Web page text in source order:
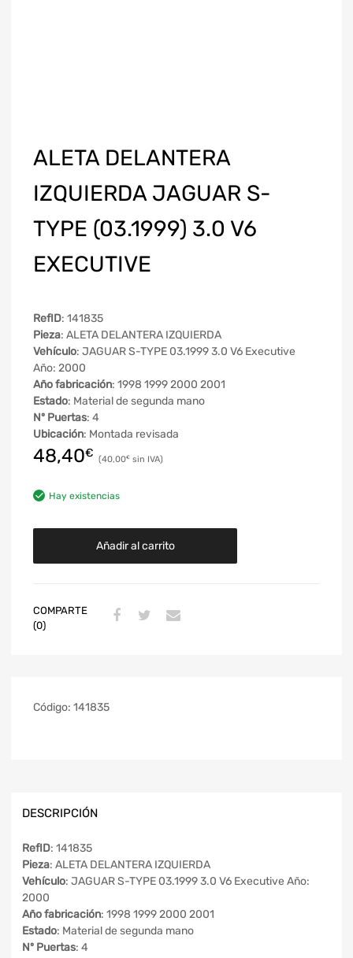
ALETA DELANTERA
IZQUIERDA JAGUAR S-
TYPE (03.1999) 3.0 V6
EXECUTIVE
RefID: 141835
Pieza: ALETA DELANTERA IZQUIERDA
Vehículo: JAGUAR S-TYPE 03.1999 3.0 V6 Executive
Año: 2000
Año fabricación: 1998 1999 2000 2001
Estado: Material de segunda mano
Nº Puertas: 4
Ubicación: Montada revisada
48,40€ 40,00€
Hay existencias
Añadir al carrito
COMPARTE
(0)
Código: 141835
DESCRIPCIÓN
RefID: 141835
Pieza: ALETA DELANTERA IZQUIERDA
Vehículo: JAGUAR S-TYPE 03.1999 3.0 V6 Executive Año:
2000
Año fabricación: 1998 1999 2000 2001
Estado: Material de segunda mano
Nº Puertas: 4